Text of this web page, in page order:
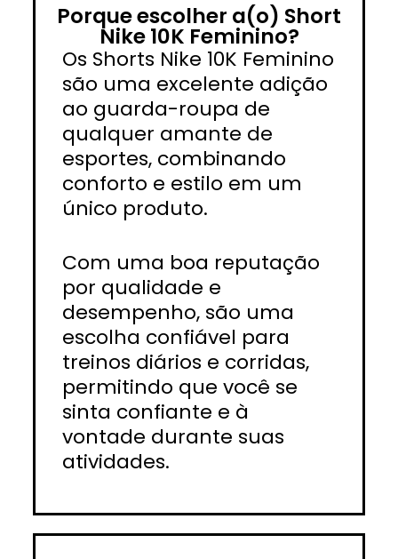
Porque escolher a(o) Short
Nike 10K Feminino?
Os Shorts Nike 10K Feminino
são uma excelente adição
ao guarda-roupa de
qualquer amante de
esportes, combinando
conforto e estilo em um
único produto.
Com uma boa reputação
por qualidade e
desempenho, são uma
escolha confiável para
treinos diários e corridas,
permitindo que você se
sinta confiante e à
vontade durante suas
atividades.